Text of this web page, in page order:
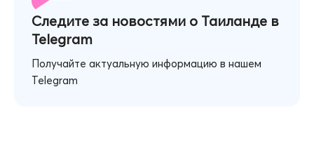
Следите за новостями о Таиланде в
Telegram
Получайте актуальную информацию в нашем
Telegram